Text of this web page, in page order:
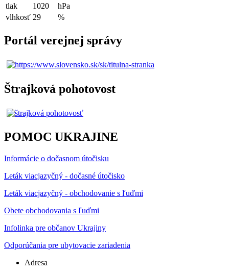
tlak
1020
hPa
vlhkosť 29 %
Portál verejnej správy
Štrajková pohotovost
POMOC UKRAJINE
Informácie o dočasnom útočisku
Leták viacjazyčný - dočasné útočisko
Leták viacjazyčný - obchodovanie s ľuďmi
Obete obchodovania s ľuďmi
Infolinka pre občanov Ukrajiny
Odporúčania pre ubytovacie zariadenia
Adresa